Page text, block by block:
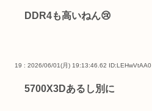
DDR4も高いねん😢
19 : 2026/06/01(月) 19:13:46.62 ID:LEHwVtAA0
5700X3Dあるし別に